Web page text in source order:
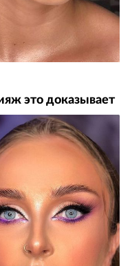
это доказывает